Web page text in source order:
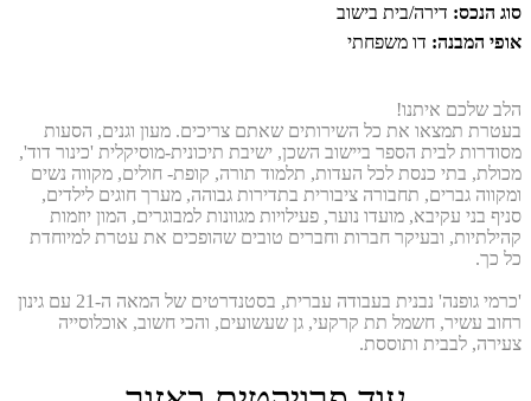
סוג הנכס: דירה/בית בישוב
אופי המבנה: דו משפחתי
הלב שלכם איתנו!
בעטרת תמצאו את כל השירותים שאתם צריכים. מעון וגנים, הסעות
מסודרות לבית הספר ביישוב השכן, ישיבת תיכונית-מוסיקלית 'כינור דוד',
מכולת, בתי כנסת לכל העדות, תלמוד תורה, קופת- חולים, מקווה נשים
ומקווה גברים, תחבורה ציבורית בתדירות גבוהה, מערך חוגים לילדים,
סניף בני עקיבא, מועדו נוער, פעילויות מגוונות למבוגרים, המון יוזמות
קהילתיות, ובעיקר חברות וחברים טובים שהופכים את עטרת למיוחדת
כל כך.
'כרמי גופנה' נבנית בעבודה עברית, בסטנדרטים של המאה ה-21 עם גינון
רחוב עשיר, חשמל תת קרקעי, גן שעשועים, והכי חשוב, אוכלוסייה
צעירה, לבבית ותוססת.